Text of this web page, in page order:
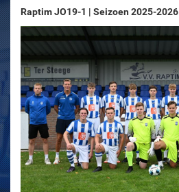
Raptim JO19-1 | Seizoen 2025-2026